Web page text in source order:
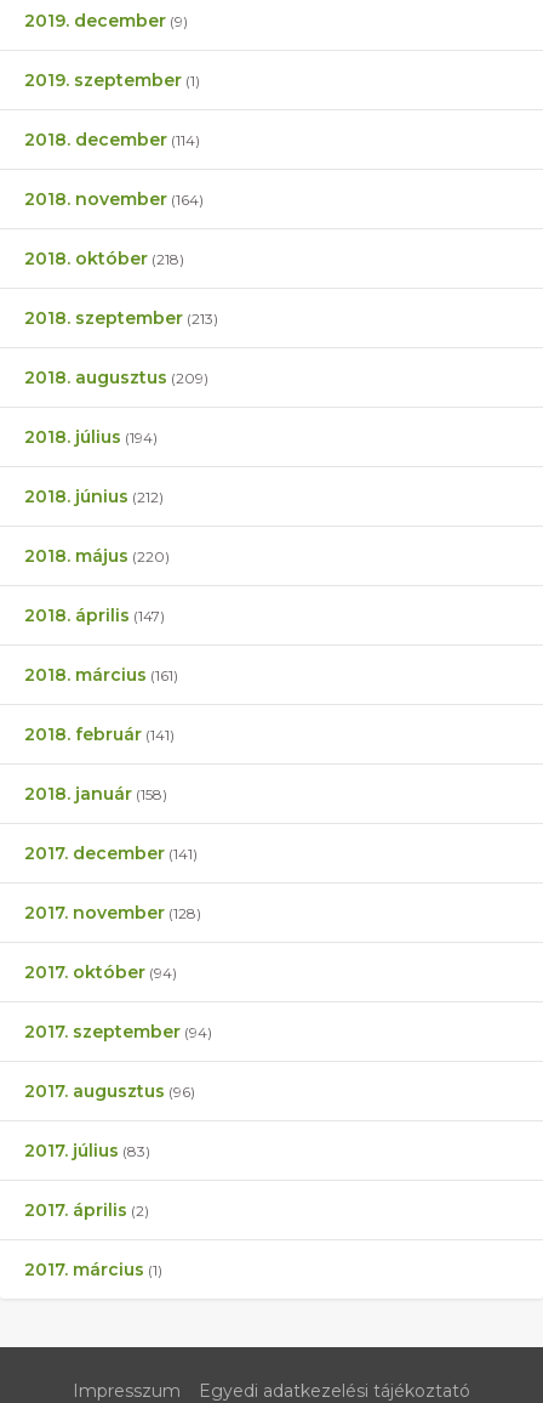
2019. december (9)
2019. szeptember (1)
2018. december (114)
2018. november (164)
2018. október (218)
2018. szeptember (213)
2018. augusztus (209)
2018. július (194)
2018. június (212)
2018. május (220)
2018. április (147)
2018. március (161)
2018. február (141)
2018. január (158)
2017. december (141)
2017. november (128)
2017. október (94)
2017. szeptember (94)
2017. augusztus (96)
2017. július (83)
2017. április (2)
2017. március (1)
Impresszum Egyedi adatkezelési tájékoztató